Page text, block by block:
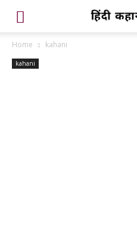
Home kahani
kahani